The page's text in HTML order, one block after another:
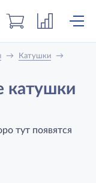
+7 (919) 698-56-
→ Катушки →
катушки
тут появятся